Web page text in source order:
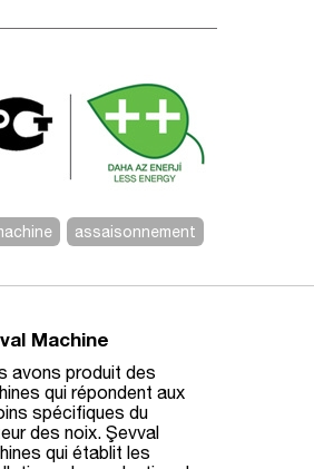
assaisonnement
Machine
avons produit des
qui répondent aux
spécifiques du
des noix. Şevval
qui établit les